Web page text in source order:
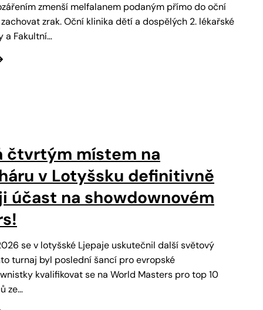
zmenší melfalanem podaným přímo do oční
zrak. Oční klinika dětí a dospělých 2. lékařské
a Fakultní…
čtvrtým místem na
v Lotyšsku definitivně
účast na showdownovém
se v lotyšské Ljepaje uskutečnil další světový
turnaj byl poslední šancí pro evropské
kvalifikovat se na World Masters pro top 10
ze…